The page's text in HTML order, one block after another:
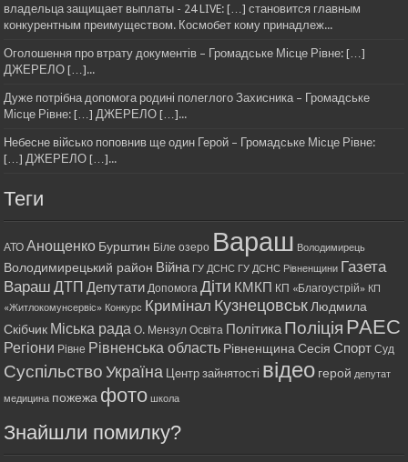
владельца защищает выплаты - 24 LIVE: […] становится главным
конкурентным преимуществом. Космобет кому принадлеж...
Оголошення про втрату документів – Громадське Місце Рівне: […]
ДЖЕРЕЛО […]...
Дуже потрібна допомога родині полеглого Захисника – Громадське
Місце Рівне: […] ДЖЕРЕЛО […]...
Небесне військо поповнив ще один Герой – Громадське Місце Рівне:
[…] ДЖЕРЕЛО […]...
Теги
АТО Анощенко Бурштин Біле озеро Вараш Володимирець
Володимирецький район Війна ГУ ДСНС ГУ ДСНС Рівненщини Газета
Вараш ДТП Депутати Допомога Діти КМКП КП «Благоустрій» КП
«Житлокомунсервіс» Конкурс Кримінал Кузнецовськ Людмила
Скібчик Міська рада О. Мензул Освіта ПолітикаПоліція РАЕС
Регіони Рівне Рівненська область Рівненщина Сесія Спорт Суд
Суспільство Україна Центр зайнятості відео герой депутат
медицина пожежа фото школа
Знайшли помилку?